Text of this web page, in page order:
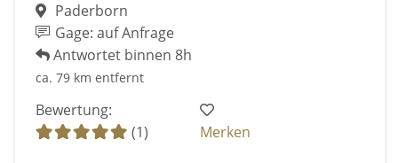
Paderborn
Gage: auf Anfrage
Antwortet binnen 8h
ca. 79 km entfernt
Bewertung:
(1)
Merken